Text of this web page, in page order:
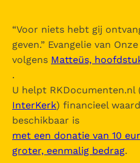
“Voor niets hebt gij
geven.” Evangelie van
volgens Matteüs,
.
U helpt RKDocumenten.nl
InterKerk) financieel
beschikbaar is
met een donatie van 10
groter, eenmalig bedrag.
Nova Vulgata
Inhoudsopgave
uitklappen
- Vetus Testamentum